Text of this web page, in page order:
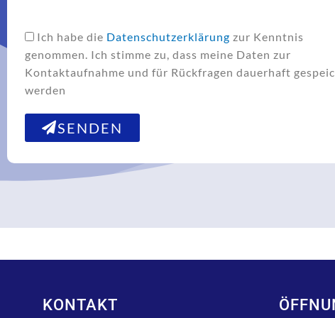
Checkbox
Ich habe die Datenschutzerklärung zur Kenntnis
genommen. Ich stimme zu, dass meine Daten zur
Kontaktaufnahme und für Rückfragen dauerhaft
werden
SENDEN
KONTAKT